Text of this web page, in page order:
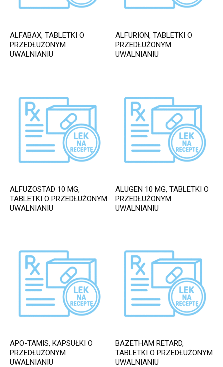
ALFABAX, TABLETKI O
PRZEDŁUŻONYM
UWALNIANIU
ALFURION, TABLETKI O
PRZEDŁUŻONYM
UWALNIANIU
ALFUZOSTAD 10 MG,
TABLETKI O PRZEDŁUŻONYM
UWALNIANIU
ALUGEN 10 MG, TABLETKI O
PRZEDŁUŻONYM
UWALNIANIU
APO-TAMIS, KAPSUŁKI O
PRZEDŁUŻONYM
UWALNIANIU
BAZETHAM RETARD,
TABLETKI O PRZEDŁUŻONYM
UWALNIANIU